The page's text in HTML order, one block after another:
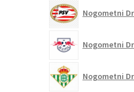
Nogometni
Nogometni
Nogometni